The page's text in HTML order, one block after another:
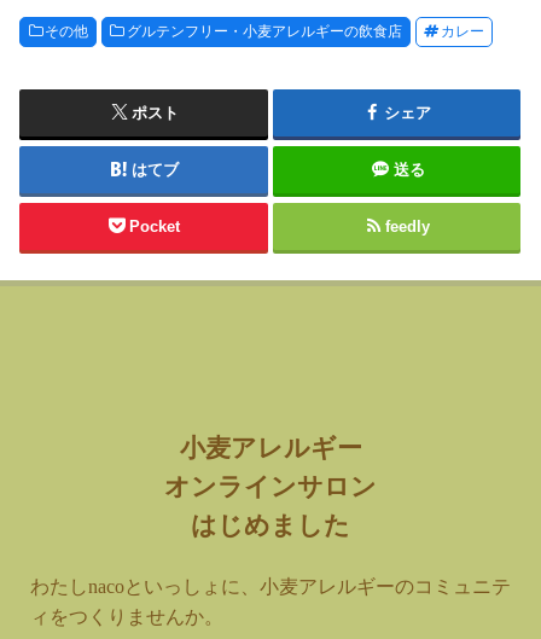
その他 グルテンフリー・小麦アレルギーの飲食店 カレー
ポスト シェア
はてブ 送る
Pocket feedly
小麦アレルギー
オンラインサロン
はじめました
わたしnacoといっしょに、小麦アレルギーのコミュニテ
ィをつくりませんか。